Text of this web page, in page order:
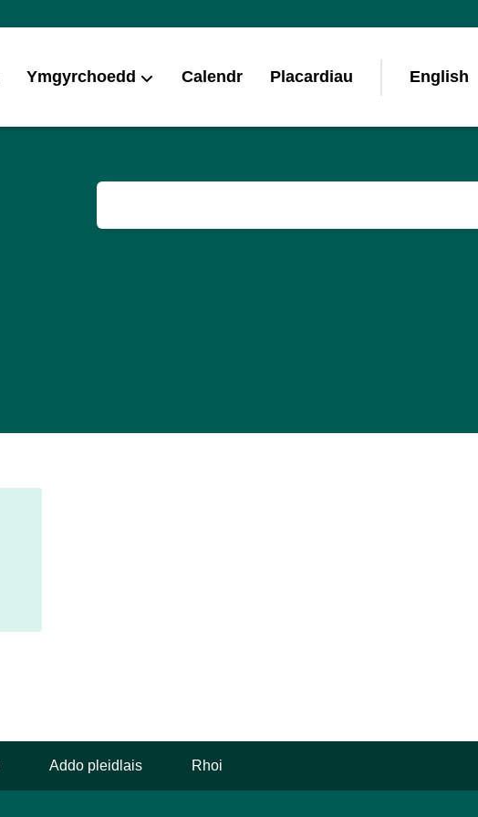
Ymgyrchoedd Calendr Placardiau English
Addo pleidlais Rhoi